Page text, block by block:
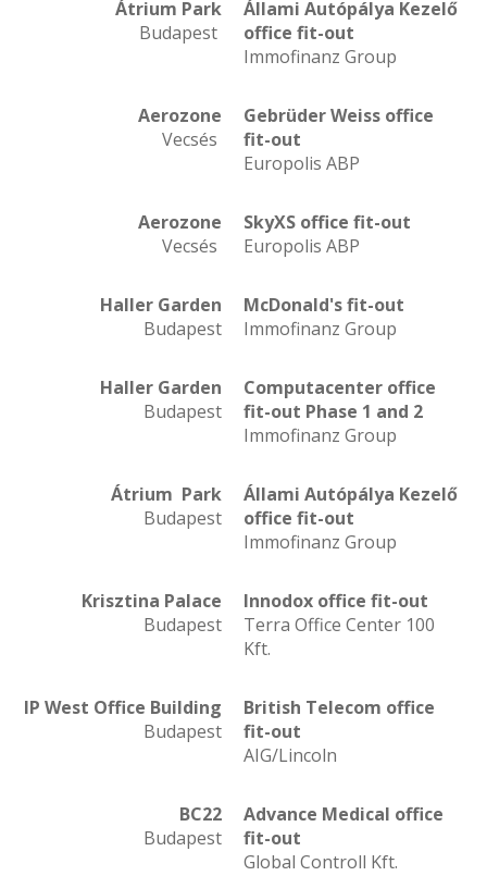
Átrium Park
Budapest
Állami Autópálya Kezelő
office fit-out
Immofinanz Group
Aerozone
Vecsés
Gebrüder Weiss office
fit-out
Europolis ABP
Aerozone
Vecsés
SkyXS office fit-out
Europolis ABP
Haller Garden
Budapest
McDonald's fit-out
Immofinanz Group
Haller Garden
Budapest
Computacenter office
fit-out Phase 1 and 2
Immofinanz Group
Átrium Park
Budapest
Állami Autópálya Kezelő
office fit-out
Immofinanz Group
Krisztina Palace
Budapest
Innodox office fit-out
Terra Office Center 100
Kft.
IP West Office Building
Budapest
British Telecom office
fit-out
AIG/Lincoln
BC22
Budapest
Advance Medical office
fit-out
Global Controll Kft.